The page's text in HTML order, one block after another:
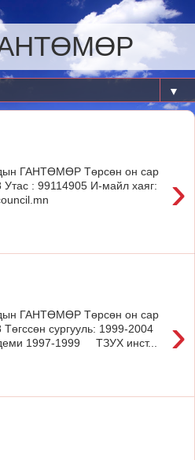
▼
›
ГАНТӨМӨР Төрсөн он сар
: 99114905 И-майл хаяг:
›
ГАНТӨМӨР Төрсөн он сар
сургууль: 1999-2004
1997-1999 ТЗУХ инст...